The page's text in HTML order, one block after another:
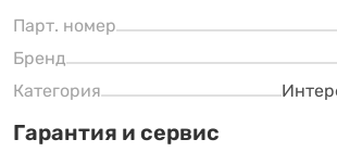
Парт. номер
Бренд
Категория
Гарантия и сервис